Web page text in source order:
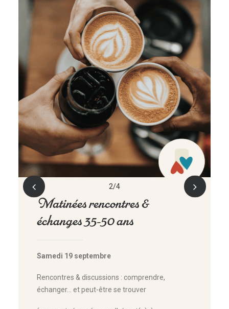
RÉSERVER
Matinées rencontres &
échanges 35-50 ans
Samedi 19 septembre
Rencontres & discussions : comprendre,
échanger… et peut-être se trouver
2 4